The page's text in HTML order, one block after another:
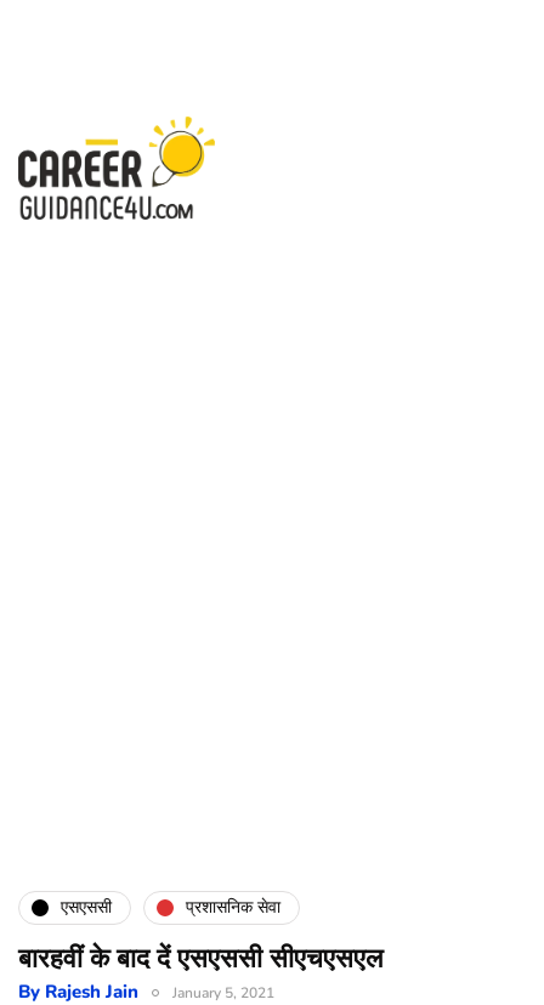
एसएससी प्रशासनिक सेवा
बारहवीं के बाद दें एसएससी सीएचएसएल
By Rajesh Jain January 5, 2021